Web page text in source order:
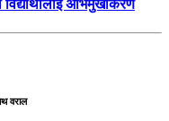
अभिमुखीकरण
वराल